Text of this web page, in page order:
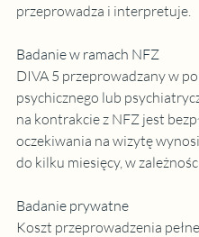
przeprowadza i interpretuje.
Badanie w ramach NFZ
DIVA 5 przeprowadzany w
psychicznego lub
na kontrakcie z NFZ jest
oczekiwania na wizytę
do kilku miesięcy, w
Badanie prywatne
Koszt przeprowadzenia